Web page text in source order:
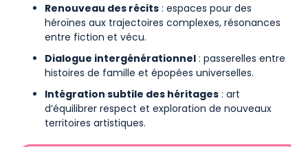
Renouveau des récits : espaces pour des
héroïnes aux trajectoires complexes, résonances
entre fiction et vécu.
Dialogue intergénérationnel : passerelles entre
histoires de famille et épopées universelles.
Intégration subtile des héritages : art
d’équilibrer respect et exploration de nouveaux
territoires artistiques.